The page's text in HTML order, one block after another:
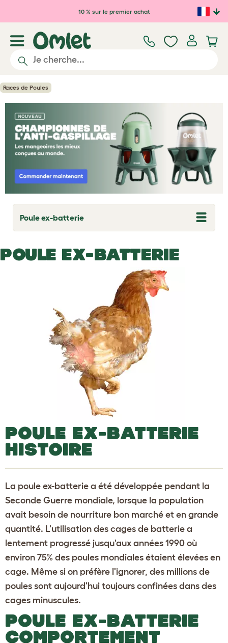
Passer au contenu principal
10 % sur le premier achat
Races de Poules
Poule ex-batterie
T
o
l
e
POULE EX-BATTERIE
POULE EX-BATTERIE
HISTOIRE
La poule ex-batterie a été développée pendant la
Seconde Guerre mondiale, lorsque la population
avait besoin de nourriture bon marché et en grande
quantité. L'utilisation des cages de batterie a
lentement progressé jusqu'aux années 1990 où
environ 75% des poules mondiales étaient élevées en
cage. Même si on préfère l'ignorer, des millions de
poules sont aujourd'hui toujours confinées dans des
cages minuscules.
POULE EX-BATTERIE
COMPORTEMENT